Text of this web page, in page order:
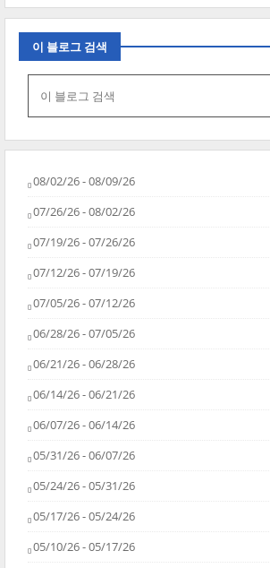
이 블로그 검색
08/02/26 - 08/09/26
07/26/26 - 08/02/26
07/19/26 - 07/26/26
07/12/26 - 07/19/26
07/05/26 - 07/12/26
06/28/26 - 07/05/26
06/21/26 - 06/28/26
06/14/26 - 06/21/26
06/07/26 - 06/14/26
05/31/26 - 06/07/26
05/24/26 - 05/31/26
05/17/26 - 05/24/26
05/10/26 - 05/17/26